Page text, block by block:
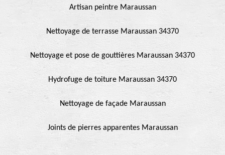
Artisan peintre Maraussan
Nettoyage de terrasse Maraussan 34370
Nettoyage et pose de gouttières Maraussan 34370
Hydrofuge de toiture Maraussan 34370
Nettoyage de façade Maraussan
Joints de pierres apparentes Maraussan